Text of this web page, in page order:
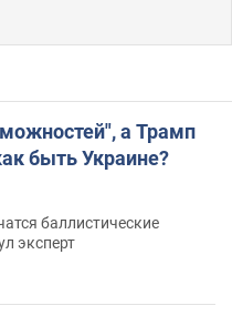
а Трамп
быть Украине?
баллистические
эксперт